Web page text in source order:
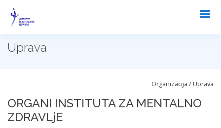
Uprava
Organizacija / Uprava
ORGANI INSTITUTA ZA MENTALNO
ZDRAVLjE